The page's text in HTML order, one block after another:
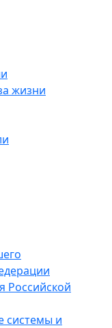
жизни
Российской
системы и